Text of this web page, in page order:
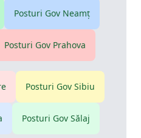
Posturi Gov Neamţ
Posturi Gov Prahova
Posturi Gov Sibiu
Posturi Gov Sălaj